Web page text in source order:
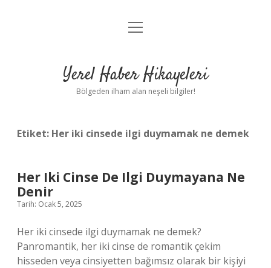
Anasayfa
Yasal Uyarı
menüyü
Yerel Haber Hikayeleri
Bölgeden ilham alan neşeli bilgiler!
Etiket: Her iki cinsede ilgi duymamak ne demek
Her Iki Cinse De Ilgi Duymayana Ne
Denir
Tarih: Ocak 5, 2025
Her iki cinsede ilgi duymamak ne demek?
Panromantik, her iki cinse de romantik çekim
hisseden veya cinsiyetten bağımsız olarak bir kişiyi